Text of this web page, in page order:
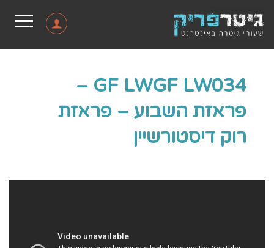
GF LWGF LW034 –
פראזת השבוע – פראזת
רוק דיסטורשיין